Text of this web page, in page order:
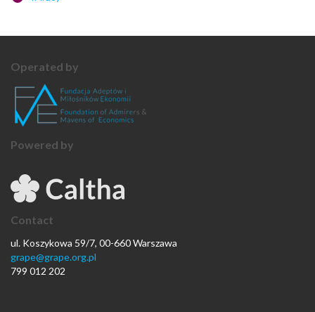
Operated by
Powered by
Contact
ul. Koszykowa 59/7, 00-660 Warszawa
grape@grape.org.pl
799 012 202